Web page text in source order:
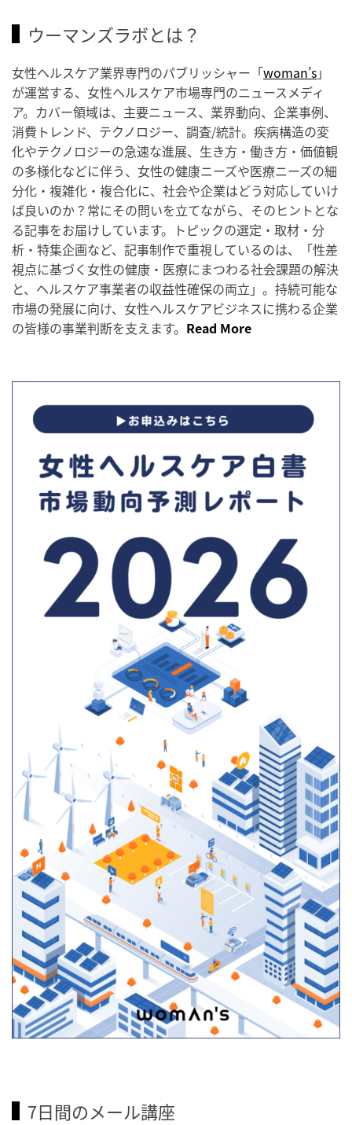
ウーマンズラボとは？
女性ヘルスケア業界専門のパブリッシャー「woman’s」
が運営する、女性ヘルスケア市場専門のニュースメディ
ア。カバー領域は、主要ニュース、業界動向、企業事例、
消費トレンド、テクノロジー、調査/統計。疾病構造の変
化やテクノロジーの急速な進展、生き方・働き方・価値観
の多様化などに伴う、女性の健康ニーズや医療ニーズの細
分化・複雑化・複合化に、社会や企業はどう対応していけ
ば良いのか？常にその問いを立てながら、そのヒントとな
る記事をお届けしています。トピックの選定・取材・分
析・特集企画など、記事制作で重視しているのは、「性差
視点に基づく女性の健康・医療にまつわる社会課題の解決
と、ヘルスケア事業者の収益性確保の両立」。持続可能な
市場の発展に向け、女性ヘルスケアビジネスに携わる企業
の皆様の事業判断を支えます。 Read More
7日間のメール講座